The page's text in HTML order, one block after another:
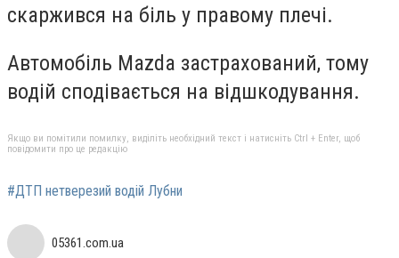
скаржився на біль у правому плечі.
Автомобіль Mazda застрахований, тому
водій сподівається на відшкодування.
Якщо ви помітили помилку, виділіть необхідний текст і натисніть Ctrl + Enter, щоб
повідомити про це редакцію
#ДТП нетверезий водій Лубни
05361.com.ua